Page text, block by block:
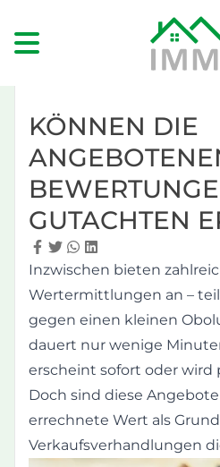
KÖNNEN DIE
GUTACHTEN
Inzwischen bieten
Wertermittlungen an –
gegen einen kleinen
dauert nur wenige
erscheint sofort oder wird
Doch sind diese
errechnete Wert als
Verkaufsverhandlungen